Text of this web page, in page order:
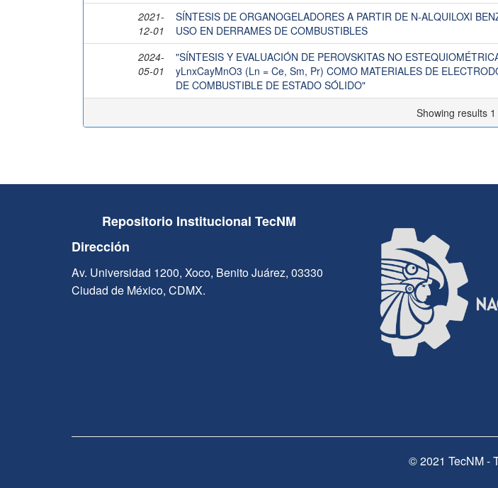
2021-
12-01
SÍNTESIS DE ORGANOGELADORES A PARTIR DE N-ALQUILOXI
USO EN DERRAMES DE COMBUSTIBLES
2024-
05-01
"SÍNTESIS Y EVALUACIÓN DE PEROVSKITAS NO
yLnxCayMnO3 (Ln = Ce, Sm, Pr) COMO MATERIALES DE
DE COMBUSTIBLE DE ESTADO SÓLIDO"
Showing results
Repositorio Institucional TecNM
Dirección
Av. Universidad 1200, Xoco, Benito Juárez, 03330
Ciudad de México, CDMX.
© 2021 TecNM -